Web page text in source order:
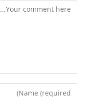
Comment
Enter